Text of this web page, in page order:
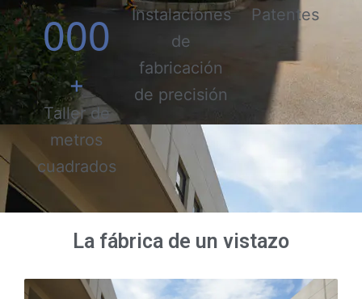
000
+
Taller de
metros
cuadrados
Instalaciones
de
fabricación
de precisión
Patentes
La fábrica de un vistazo